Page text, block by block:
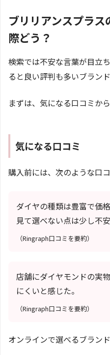
ブリリアンスプラ
際どう？
検索では不安な言葉が目立
ると良い評判も多いブランド
まずは、気になる口コミか
気になる口コミ
購入前には、次のような口
ダイヤの種類は豊富で価
見て選べない点は少し不安
（Ringraph口コミを要約）
店舗にダイヤモンドの実
にくいと感じた。
（Ringraph口コミを要約）
オンラインで選べるブラン